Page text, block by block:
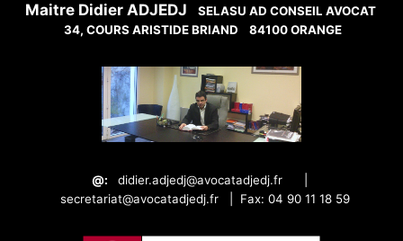
Maitre Didier ADJEDJ
SELASU AD CONSEIL AVOCAT
34, COURS ARISTIDE BRIAND
84100 ORANGE
@: didier.adjedj@avocatadjedj.fr
secretariat@avocatadjedj.fr
Fax: 04 90 11 18 59